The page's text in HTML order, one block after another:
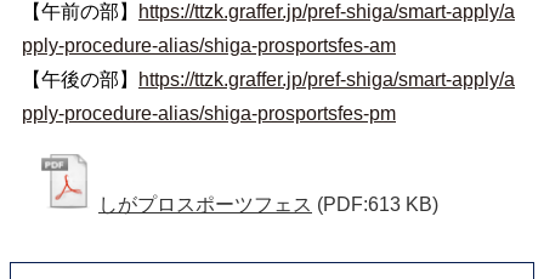
【午前の部】
https://ttzk.graffer.jp/pref-shiga/smart-apply/a
pply-procedure-alias/shiga-prosportsfes-am
【午後の部】
https://ttzk.graffer.jp/pref-shiga/smart-apply/a
pply-procedure-alias/shiga-prosportsfes-pm
しがプロスポーツフェス (PDF:613 KB)